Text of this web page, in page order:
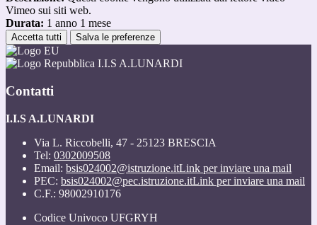
Vimeo sui siti web.
Durata: 1 anno 1 mese
Accetta tutti Salva le preferenze
I.I.S A.LUNARDI
Contatti
I.I.S A.LUNARDI
Via L. Riccobelli, 47 - 25123 BRESCIA
Tel: 0302009508
Email: bsis024002@istruzione.itLink per inviare una mail
PEC: bsis024002@pec.istruzione.itLink per inviare una mail
C.F.: 98002910176
Codice Univoco UFGRYH